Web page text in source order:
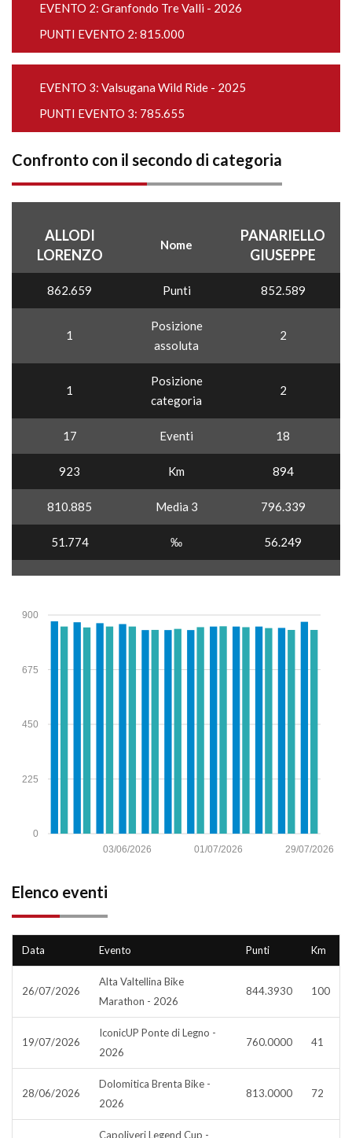
EVENTO 2: Granfondo Tre Valli - 2026
PUNTI EVENTO 2: 815.000
EVENTO 3: Valsugana Wild Ride - 2025
PUNTI EVENTO 3: 785.655
Confronto con il secondo di categoria
ALLODI
LORENZO
Nome
PANARIELLO
GIUSEPPE
862.659 Punti 852.589
1
Posizione
assoluta
2
1
Posizione
categoria
2
17 Eventi 18
923 Km 894
810.885 Media 3 796.339
51.774 ‰ 56.249
0
225
450
675
900
29/07/2026
01/07/2026
03/06/2026
Elenco eventi
Data Evento Punti Km
26/07/2026
Alta Valtellina Bike
Marathon - 2026
844.3930 100
19/07/2026
IconicUP Ponte di Legno -
2026
760.0000 41
28/06/2026
Dolomitica Brenta Bike -
2026
813.0000 72
Capoliveri Legend Cup -